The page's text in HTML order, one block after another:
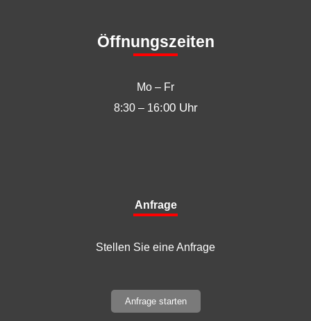
Öffnungszeiten
Mo – Fr
8:30 – 16:00 Uhr
Anfrage
Stellen Sie eine Anfrage
Anfrage starten